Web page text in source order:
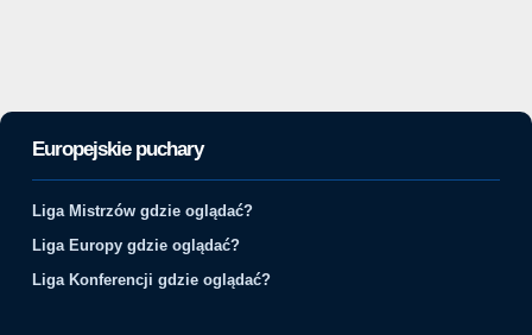
Europejskie puchary
Liga Mistrzów gdzie oglądać?
Liga Europy gdzie oglądać?
Liga Konferencji gdzie oglądać?